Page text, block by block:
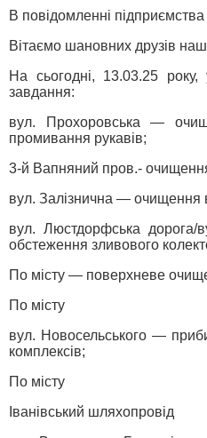
В повідомленні підприємства
Вітаємо шановних друзів
На сьогодні, 13.03.25
завдання:
вул. Прохоровська —
промивання рукавів;
3-й Вапняний пров.-
вул. Залізнична — очищення
вул. Люстдорфська
обстеження зливового
По місту — поверхневе
По місту
вул. Новосельського —
комплексів;
По місту
Іванівський шляхопровід